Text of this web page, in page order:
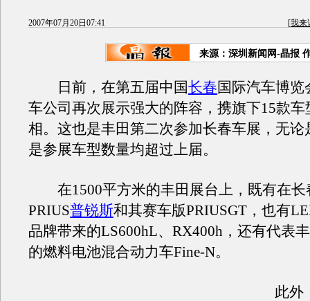
2007年07月20日07:41 [我来
来源：深圳新闻网-晶报
日前，在第五届中国长春国际汽车博览
车公司再次展示强大的阵容，携旗下15款车
相。这也是丰田第二次参加长春车展，无论
是参展车型数量均超过上届。
在1500平方米的丰田展台上，既有在长
PRIUS普锐斯和其赛车版PRIUSGT，也有
品牌带来的LS600hL、RX400h，还有代表
的燃料电池混合动力车Fine-N。
此外